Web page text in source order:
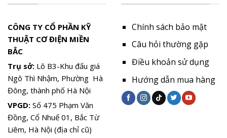
CÔNG TY CỔ PHẦN KỸ
THUẬT CƠ ĐIỆN MIỀN
BẮC
Trụ sở: Lô B3-Khu đấu giá
Ngô Thì Nhậm, Phường Hà
Đông, thành phố Hà Nội
VPGD: Số 475 Phạm Văn
Đồng, Cổ Nhuế 01, Bắc Từ
Liêm, Hà Nội (địa chỉ cũ)
Chính sách bảo mật
Câu hỏi thường gặp
Điều khoản sử dụng
Hướng dẫn mua hàng